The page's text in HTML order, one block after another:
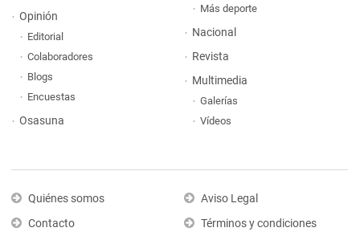
Opinión
Editorial
Colaboradores
Blogs
Encuestas
Osasuna
Más deporte
Nacional
Revista
Multimedia
Galerías
Vídeos
Quiénes somos
Contacto
Aviso Legal
Términos y condiciones